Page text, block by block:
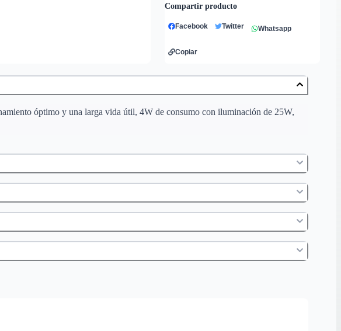
Compartir producto
Facebook Twitter Whatsapp
Copiar
óptimo y una larga vida útil, 4W de consumo con iluminación de 25W,